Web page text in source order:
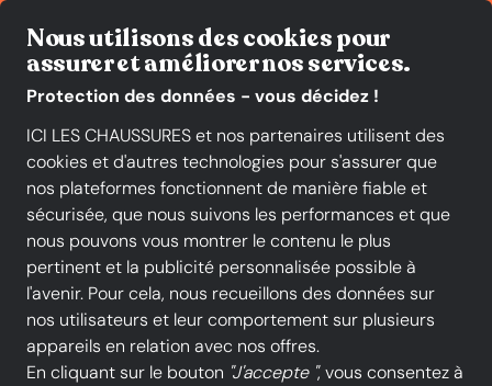
Nous utilisons des cookies pour
assurer et améliorer nos services.
Protection des données - vous décidez !
ICI LES CHAUSSURES et nos partenaires utilisent des
cookies et d'autres technologies pour s'assurer que
nos plateformes fonctionnent de manière fiable et
sécurisée, que nous suivons les performances et que
nous pouvons vous montrer le contenu le plus
pertinent et la publicité personnalisée possible à
l'avenir. Pour cela, nous recueillons des données sur
nos utilisateurs et leur comportement sur plusieurs
appareils en relation avec nos offres.
En cliquant sur le bouton "J'accepte ", vous consentez à
Toutes les catégories Nouveautés Promotions Chaussures
Liu Jo
Tous les produits